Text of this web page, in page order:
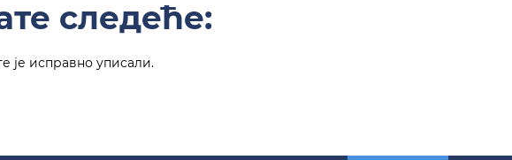
следеће:
је исправно уписали.